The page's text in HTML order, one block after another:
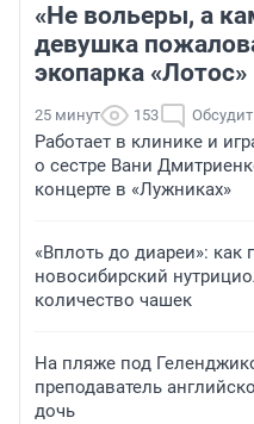
«Не вольеры, а
девушка
экопарка
25 минут 153
Работает в клинике и
о сестре Вани
концерте в «Лужниках»
«Вплоть до диареи»:
новосибирский
количество чашек
На пляже под
преподаватель
дочь